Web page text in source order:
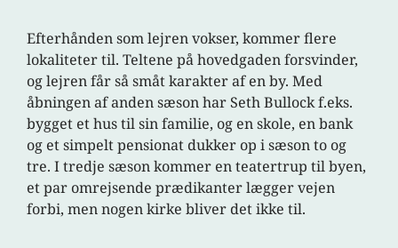
Efterhånden som lejren vokser, kommer flere
lokaliteter til. Teltene på hovedgaden forsvinder,
og lejren får så småt karakter af en by. Med
åbningen af anden sæson har Seth Bullock f.eks.
bygget et hus til sin familie, og en skole, en bank
og et simpelt pensionat dukker op i sæson to og
tre. I tredje sæson kommer en teatertrup til byen,
et par omrejsende prædikanter lægger vejen
forbi, men nogen kirke bliver det ikke til.